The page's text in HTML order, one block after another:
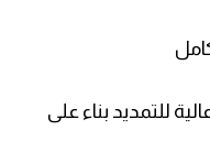
للتمديد بناء على